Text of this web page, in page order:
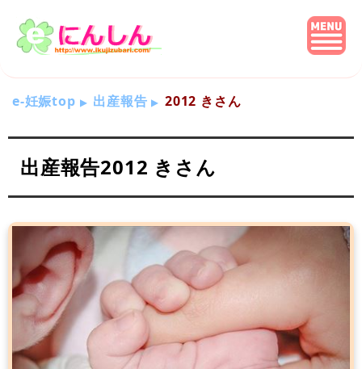
e-妊娠top 出産報告 2012 きさん
出産報告2012 きさん